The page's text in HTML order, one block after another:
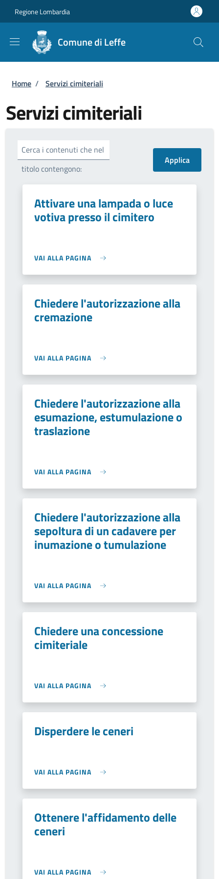
Regione Lombardia
Comune di Leffe
Briciole di pane
Home / Servizi cimiteriali
Servizi cimiteriali
Cerca i contenuti che nel
titolo contengono:
Attivare una lampada o luce
votiva presso il cimitero
VAI ALLA PAGINA
Chiedere l'autorizzazione alla
cremazione
VAI ALLA PAGINA
Chiedere l'autorizzazione alla
esumazione, estumulazione o
traslazione
VAI ALLA PAGINA
Chiedere l'autorizzazione alla
sepoltura di un cadavere per
inumazione o tumulazione
VAI ALLA PAGINA
Chiedere una concessione
cimiteriale
VAI ALLA PAGINA
Disperdere le ceneri
VAI ALLA PAGINA
Ottenere l'affidamento delle
ceneri
VAI ALLA PAGINA